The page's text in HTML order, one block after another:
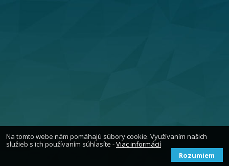
Na tomto webe nám pomáhajú súbory cookie. Využívaním našich
služieb s ich používaním súhlasíte -Viac informácií
Rozumiem